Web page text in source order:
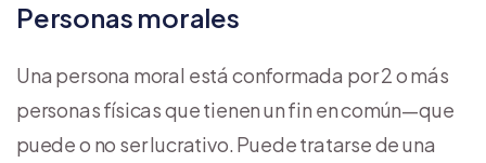
Personas morales
Una persona moral está conformada por 2 o más
personas físicas que tienen un fin en común—que
puede o no ser lucrativo. Puede tratarse de una